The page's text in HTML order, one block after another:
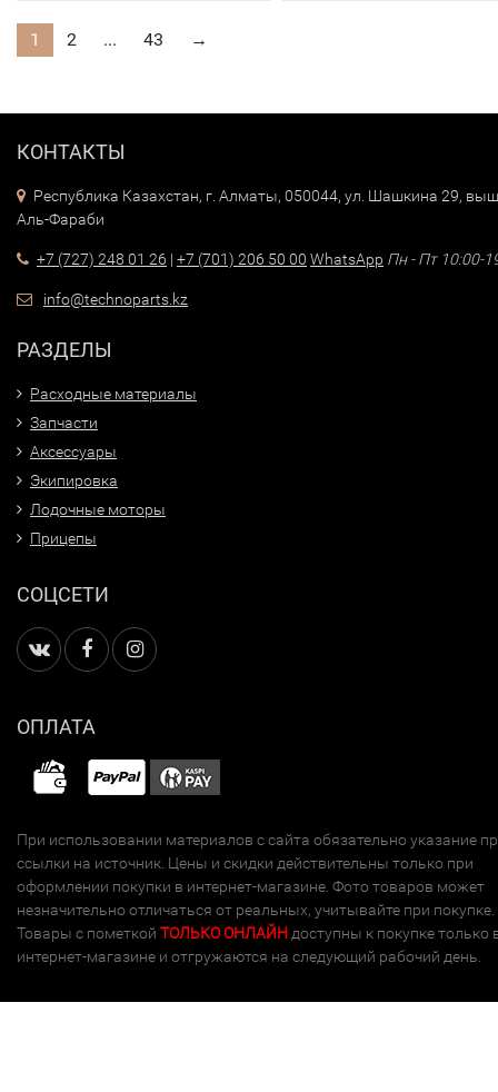
1 2 ... 43 →
КОНТАКТЫ
Республика Казахстан, г. Алматы, 050044, ул. Шашкина 29,
Аль-Фараби
+7 (727) 248 01 26 | +7 (701) 206 50 00 WhatsApp Пн - Пт 10:00-
info@technoparts.kz
РАЗДЕЛЫ
Расходные материалы
Запчасти
Аксессуары
Экипировка
Лодочные моторы
Прицепы
СОЦСЕТИ
ОПЛАТА
При использовании материалов с сайта обязательно указание
ссылки на источник. Цены и скидки действительны только при
оформлении покупки в интернет-магазине. Фото товаров может
незначительно отличаться от реальных, учитывайте при покупке.
Товары с пометкой ТОЛЬКО ОНЛАЙН доступны к покупке только
интернет-магазине и отгружаются на следующий рабочий день.